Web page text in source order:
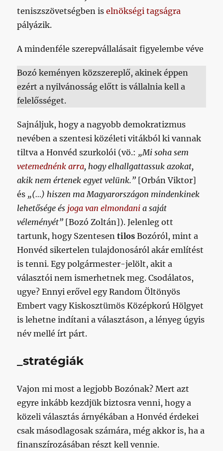
teniszszövetségben iselnökségi tagságra
pályázik.
A mindenféle szerepvállalásait figyelembe véve
Bozó keményen közszereplő, akinek éppen
ezért a nyilvánosság előtt is vállalnia kell a
felelősséget.
Sajnáljuk, hogy a nagyobb demokratizmus
nevében a szentesi közéleti vitákból ki vannak
tiltva a Honvéd szurkolói (vö.: „Mi soha sem
vetemednénk arra, hogy elhallgattassuk azokat,
akik nem értenek egyet velünk.” [Orbán Viktor]
és „(…) hiszen ma Magyarországon mindenkinek
lehetősége és joga van elmondani a saját
véleményét” [Bozó Zoltán]). Jelenleg ott
tartunk, hogy Szentesentilos Bozóról, mint a
Honvéd sikertelen tulajdonosáról akár említést
is tenni. Egy polgármester-jelölt, akit a
választói nem ismerhetnek meg. Csodálatos,
ugye? Ennyi erővel egy Random Öltönyös
Embert vagy Kiskosztümös Középkorú Hölgyet
is lehetne indítani a választáson, a lényeg úgyis
név mellé írt párt.
_stratégiák
Vajon mi most a legjobb Bozónak? Mert azt
egyre inkább kezdjük biztosra venni, hogy a
közeli választás árnyékában a Honvéd érdekei
csak másodlagosak számára, még akkor is, ha a
finanszírozásában részt kell vennie.